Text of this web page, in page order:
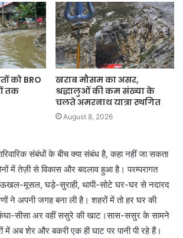
को BRO
तक
खराब मौसम का असर,
श्रद्धालुओं की कम संख्या के
चलते अमरनाथ यात्रा स्थगित
August 8, 2026
संबंधों के बीच क्या संबंध है, कहा नहीं जा सकता
में तेज़ी से विकास और बदलाव हुआ है। परम्परागत
मूसल, घड़े-सुराही, थापी-सोटे घर-घर से नदारद
ने अपनी जगह बना ली है। शहरों में तो हर घर की
कंघा-सीसा अर वहीं ससुरे की खाट।सास-ससुर के सामने
अब शेर और बकरी एक ही घाट पर पानी पी रहे हैं।